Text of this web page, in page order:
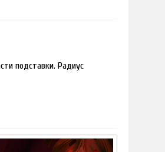
подставки. Радиус